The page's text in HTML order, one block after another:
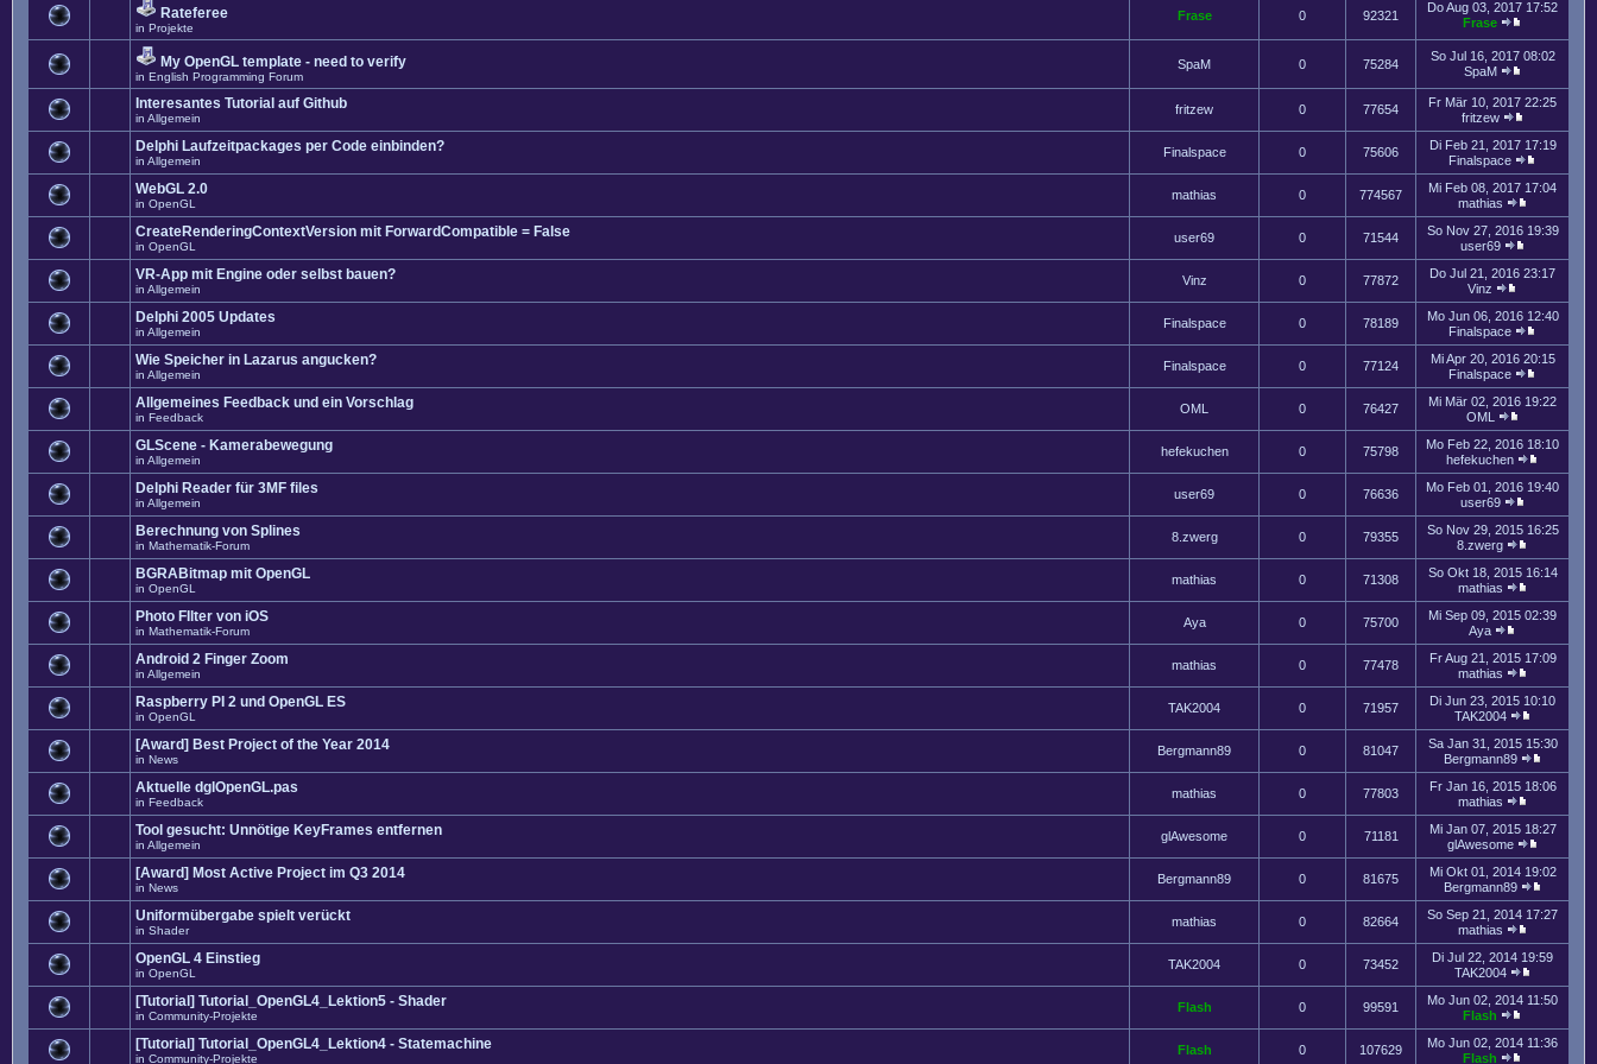
Rateferee
in Projekte
Frase 0 92321
Do Aug 03, 2017 17:52
Frase
My OpenGL template - need to verify
in English Programming Forum
SpaM 0 75284
So Jul 16, 2017 08:02
SpaM
Interesantes Tutorial auf Github
in Allgemein
fritzew 0 77654
Fr Mär 10, 2017 22:25
fritzew
Delphi Laufzeitpackages per Code einbinden?
in Allgemein
Finalspace 0 75606
Di Feb 21, 2017 17:19
Finalspace
WebGL 2.0
in OpenGL
mathias 0 774567
Mi Feb 08, 2017 17:04
mathias
CreateRenderingContextVersion mit ForwardCompatible = False
in OpenGL
user69 0 71544
So Nov 27, 2016 19:39
user69
VR-App mit Engine oder selbst bauen?
in Allgemein
Vinz 0 77872
Do Jul 21, 2016 23:17
Vinz
Delphi 2005 Updates
in Allgemein
Finalspace 0 78189
Mo Jun 06, 2016 12:40
Finalspace
Wie Speicher in Lazarus angucken?
in Allgemein
Finalspace 0 77124
Mi Apr 20, 2016 20:15
Finalspace
Allgemeines Feedback und ein Vorschlag
in Feedback
OML 0 76427
Mi Mär 02, 2016 19:22
OML
GLScene - Kamerabewegung
in Allgemein
hefekuchen 0 75798
Mo Feb 22, 2016 18:10
hefekuchen
Delphi Reader für 3MF files
in Allgemein
user69 0 76636
Mo Feb 01, 2016 19:40
user69
Berechnung von Splines
in Mathematik-Forum
8.zwerg 0 79355
So Nov 29, 2015 16:25
8.zwerg
BGRABitmap mit OpenGL
in OpenGL
mathias 0 71308
So Okt 18, 2015 16:14
mathias
Photo FIlter von iOS
in Mathematik-Forum
Aya 0 75700
Mi Sep 09, 2015 02:39
Aya
Android 2 Finger Zoom
in Allgemein
mathias 0 77478
Fr Aug 21, 2015 17:09
mathias
Raspberry PI 2 und OpenGL ES
in OpenGL
TAK2004 0 71957
Di Jun 23, 2015 10:10
TAK2004
[Award] Best Project of the Year 2014
in News
Bergmann89 0 81047
Sa Jan 31, 2015 15:30
Bergmann89
Aktuelle dglOpenGL.pas
in Feedback
mathias 0 77803
Fr Jan 16, 2015 18:06
mathias
Tool gesucht: Unnötige KeyFrames entfernen
in Allgemein
glAwesome 0 71181
Mi Jan 07, 2015 18:27
glAwesome
[Award] Most Active Project im Q3 2014
in News
Bergmann89 0 81675
Mi Okt 01, 2014 19:02
Bergmann89
Uniformübergabe spielt verückt
in Shader
mathias 0 82664
So Sep 21, 2014 17:27
mathias
OpenGL 4 Einstieg
in OpenGL
TAK2004 0 73452
Di Jul 22, 2014 19:59
TAK2004
[Tutorial] Tutorial_OpenGL4_Lektion5 - Shader
in Community-Projekte
Flash 0 99591
Mo Jun 02, 2014 11:50
Flash
[Tutorial] Tutorial_OpenGL4_Lektion4 - Statemachine
in Community-Projekte
Flash 0 107629
Mo Jun 02, 2014 11:36
Flash